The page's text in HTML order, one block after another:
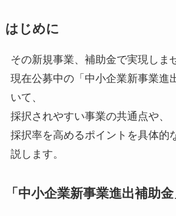
はじめに
その新規事業、補助金で実現しま
現在公募中の「中小企業新事業進
いて、
採択されやすい事業の共通点や、
採択率を高めるポイントを具体的
説します。
「中小企業新事業進出補助